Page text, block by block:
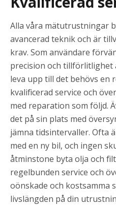
Alla våra mätutrustningar
avancerad teknik och är
krav. Som användare
precision och tillförlitlighet
leva upp till det behövs en
kvalificerad service och
med reparation som följd.
det på sin plats med
jämna tidsintervaller. Ofta
med en ny bil, och ingen
åtminstone byta olja och
regelbunden service och
oönskade och kostsamma
livslängden på din